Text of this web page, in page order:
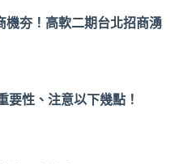
機夯！高軟二期台北招商湧
要性、注意以下幾點！